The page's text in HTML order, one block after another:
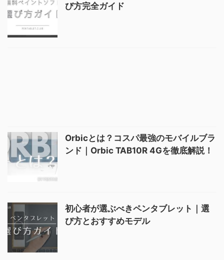
び方完全ガイド
Orbicとは？コスパ最強のモバイルブラ
ンド｜Orbic TAB10R 4Gを徹底解説！
初心者が選ぶべきペンタブレット｜選
び方とおすすめモデル